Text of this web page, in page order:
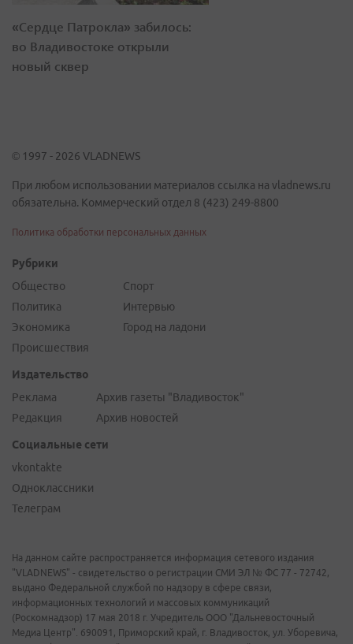
«Сердце Патрокла» забилось:
во Владивостоке открыли
новый сквер
© 1997 - 2026 VLADNEWS
При любом использовании материалов ссылка на vladnews.ru
обязательна. Коммерческий отдел 8 (423) 249-8800
Политика обработки персональных данных
Рубрики
Общество
Политика
Экономика
Происшествия
Спорт
Интервью
Город на ладони
Издательство
Реклама
Редакция
Архив газеты "Владивосток"
Архив новостей
Социальные сети
vkontakte
Одноклассники
Телеграм
На данном сайте распространяется информация сетевого издания
"VLADNEWS" - свидетельство о регистрации СМИ ЭЛ № ФС 77 - 72742,
выдано Федеральной службой по надзору в сфере связи,
информационных технологий и массовых коммуникаций
(Роскомнадзор) 17 мая 2018 г. Учредитель ООО "Дальневосточный
Медиа Центр". 690091, Приморский край, г. Владивосток, ул. Уборевича,